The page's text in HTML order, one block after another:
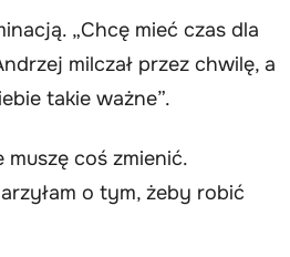
„Chcę mieć czas dla
milczał przez chwilę, a
takie ważne”.
muszę coś zmienić.
o tym, żeby robić